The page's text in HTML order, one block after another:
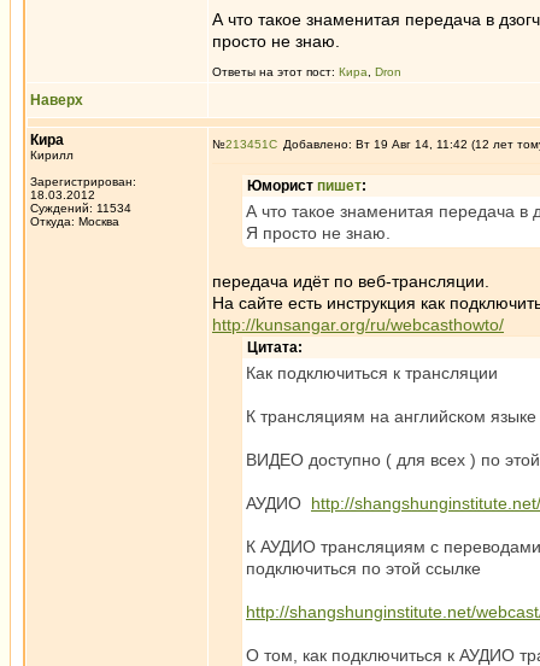
А что такое знаменитая передача в
просто не знаю.
Ответы на этот пост: Кира Dron
Наверх
Кира
Кирилл
Зарегистрирован:
18.03.2012
Суждений: 11534
Откуда: Москва
№213451 Добавлено: Вт 19 Авг 14, 11:42 (12 лет
Юморист пишет:
А что такое знаменитая передача в
Я просто не знаю.
передача идёт по веб-трансляции.
На сайте есть инструкция как
http://kunsangar.org/ru/webcasthowto/
Цитата:
Как подключиться к трансляции
К трансляциям на английском
ВИДЕО доступно ( для всех ) по
АУДИО http://
К АУДИО трансляциям с
подключиться по этой ссылке
http://shangshunginstitute.net/
О том, как подключиться к АУДИО